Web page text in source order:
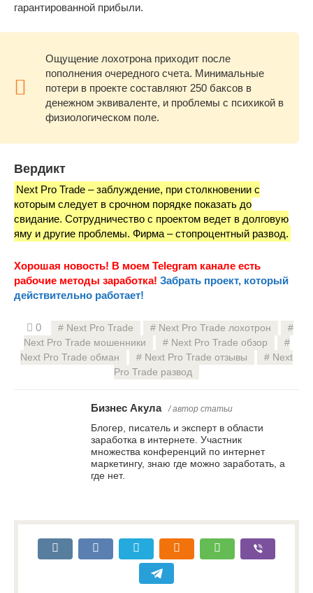
гарантированной прибыли.
Ощущение лохотрона приходит после
пополнения очередного счета. Минимальные
потери в проекте составляют 250 баксов в
денежном эквиваленте, и проблемы с психикой в
физиологическом поле.
Вердикт
Next Pro Trade – заблуждение, при столкновении с
которым следует в срочном порядке показать до
свидание. Сотрудничество с проектом ведет в долговую
яму и другие проблемы. Фирма – стопроцентный развод.
Хорошая новость! В моем Telegram канале есть
рабочие методы заработка! Забрать проект, который
действительно работает!
0 Next Pro Trade
Next Pro Trade лохотрон
Next Pro Trade мошенники
Next Pro Trade обзор
Next Pro Trade обман
Next Pro Trade отзывы
Next
Pro Trade развод
Бизнес Акула / автор статьи
Блогер, писатель и эксперт в области
заработка в интернете. Участник
множества конференций по интернет
маркетингу, знаю где можно заработать, а
где нет.